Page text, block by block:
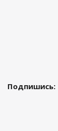
Подпишись: